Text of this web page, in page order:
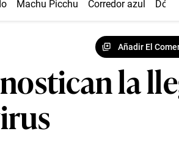
Machu Picchu Corredor azul Dólar
Añadir El
la